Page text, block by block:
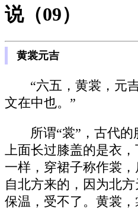
说（09）
黄裳元吉
“六五，黄裳，元
文在中也。”
所谓“裳”，古代的
上面长过膝盖的是衣
一样，穿裙子称作裳
自北方来的，因为北
保温，受不了。黄裳